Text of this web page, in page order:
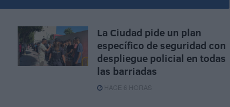
La Ciudad pide un plan
específico de seguridad con
despliegue policial en todas
las barriadas
HACE 6 HORAS